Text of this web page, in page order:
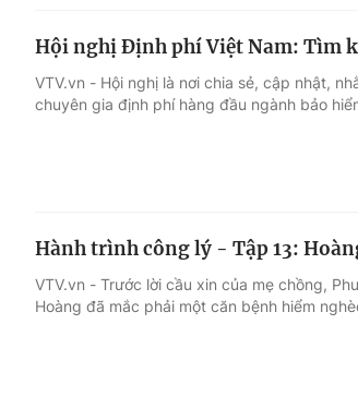
Hội nghị Định phí Việt Nam: Tìm
VTV.vn - Hội nghị là nơi chia sẻ, cập nhật,
chuyên gia định phí hàng đầu ngành bảo
Hành trình công lý - Tập 13:
VTV.vn - Trước lời cầu xin của mẹ chồng,
Hoàng đã mắc phải một căn bệnh hiểm